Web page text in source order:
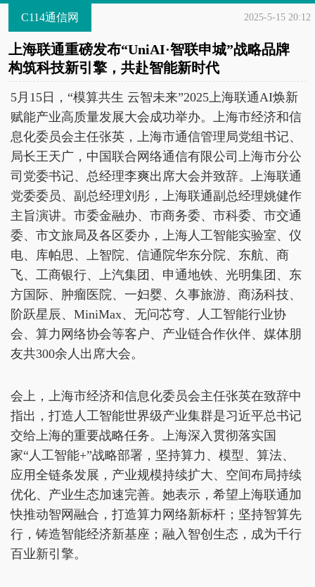
C114通信网 2025-5-15 20:12
上海联通重磅发布“UniAI·智联申城”战略品牌
构筑科技新引擎，共赴智能新时代
5月15日，“模算共生 云智未来”2025上海联通AI焕新
赋能产业高质量发展大会成功举办。上海市经济和信
息化委员会主任张英，上海市通信管理局党组书记、
局长王天广，中国联合网络通信有限公司上海市分公
司党委书记、总经理李爽出席大会并致辞。上海联通
党委委员、副总经理刘彤，上海联通副总经理姚健作
主旨演讲。市委金融办、市商务委、市科委、市交通
委、市文旅局及各区委办，上海人工智能实验室、仪
电、库帕思、上智院、信通院华东分院、东航、商
飞、工商银行、上汽集团、申通地铁、光明集团、东
方国际、肿瘤医院、一妇婴、久事旅游、商汤科技、
阶跃星辰、MiniMax、无问芯穹、人工智能行业协
会、算力网络协会等客户、产业链合作伙伴、媒体朋
友共300余人出席大会。
会上，上海市经济和信息化委员会主任张英在致辞中
指出，打造人工智能世界级产业集群是习近平总书记
交给上海的重要战略任务。上海深入贯彻落实国
家“人工智能+”战略部署，坚持算力、模型、算法、
应用全链条发展，产业规模持续扩大、空间布局持续
优化、产业生态加速完善。她表示，希望上海联通加
快推动智网融合，打造算力网络新标杆；坚持智算先
行，铸造智能经济新基座；融入智创生态，成为千行
百业新引擎。